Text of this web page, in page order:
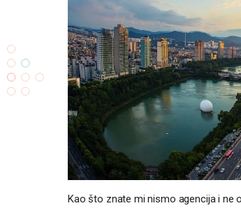
Kao što znate mi nismo agencija i ne